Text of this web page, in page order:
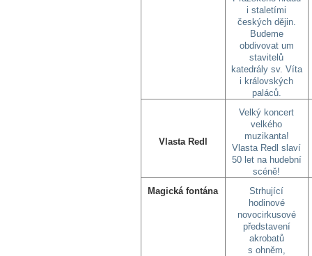
i staletími
českých dějin.
Budeme
obdivovat um
stavitelů
katedrály sv. Víta
i královských
paláců.
Vlasta Redl
Velký koncert
velkého
muzikanta!
Vlasta Redl slaví
50 let na hudební
scéně!
Magická fontána
Strhující
hodinové
novocirkusové
představení
akrobatů
s ohněm,